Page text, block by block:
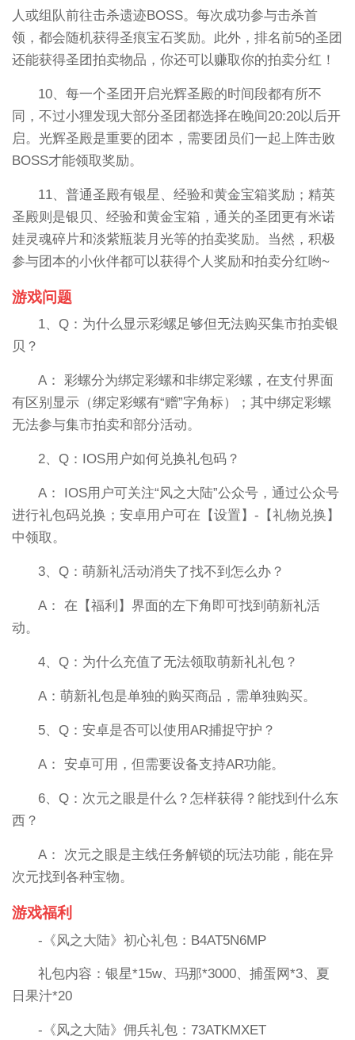
人或组队前往击杀遗迹BOSS。每次成功参与击杀首
领，都会随机获得圣痕宝石奖励。此外，排名前5的圣团
还能获得圣团拍卖物品，你还可以赚取你的拍卖分红！
10、每一个圣团开启光辉圣殿的时间段都有所不
同，不过小狸发现大部分圣团都选择在晚间20:20以后开
启。光辉圣殿是重要的团本，需要团员们一起上阵击败
BOSS才能领取奖励。
11、普通圣殿有银星、经验和黄金宝箱奖励；精英
圣殿则是银贝、经验和黄金宝箱，通关的圣团更有米诺
娃灵魂碎片和淡紫瓶装月光等的拍卖奖励。当然，积极
参与团本的小伙伴都可以获得个人奖励和拍卖分红哟~
游戏问题
1、Q：为什么显示彩螺足够但无法购买集市拍卖银
贝？
A： 彩螺分为绑定彩螺和非绑定彩螺，在支付界面
有区别显示（绑定彩螺有“赠”字角标）；其中绑定彩螺
无法参与集市拍卖和部分活动。
2、Q：IOS用户如何兑换礼包码？
A： IOS用户可关注“风之大陆”公众号，通过公众号
进行礼包码兑换；安卓用户可在【设置】-【礼物兑换】
中领取。
3、Q：萌新礼活动消失了找不到怎么办？
A： 在【福利】界面的左下角即可找到萌新礼活
动。
4、Q：为什么充值了无法领取萌新礼礼包？
A：萌新礼包是单独的购买商品，需单独购买。
5、Q：安卓是否可以使用AR捕捉守护？
A： 安卓可用，但需要设备支持AR功能。
6、Q：次元之眼是什么？怎样获得？能找到什么东
西？
A： 次元之眼是主线任务解锁的玩法功能，能在异
次元找到各种宝物。
游戏福利
-《风之大陆》初心礼包：B4AT5N6MP
礼包内容：银星*15w、玛那*3000、捕蛋网*3、夏
日果汁*20
-《风之大陆》佣兵礼包：73ATKMXET